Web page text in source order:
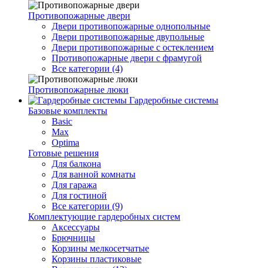
Противопожарные двери
Двери противопожарные однопольные
Двери противопожарные двупольные
Двери противопожарные с остеклением
Противопожарные двери с фрамугой
Все категории (4)
Противопожарные люки
Гардеробные системы
Базовые комплекты
Basic
Max
Optima
Готовые решения
Для балкона
Для ванной комнаты
Для гаража
Для гостиной
Все категории (9)
Комплектующие гардеробных систем
Аксессуары
Брючницы
Корзины мелкосетчатые
Корзины пластиковые